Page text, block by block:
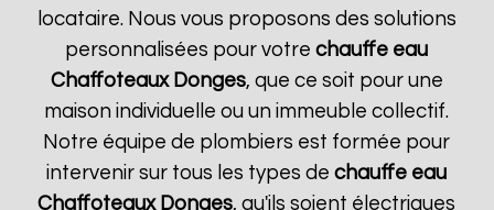
locataire. Nous vous proposons des solutions
personnalisées pour votrechauffe eau
Chaffoteaux Donges, que ce soit pour une
maison individuelle ou un immeuble collectif.
Notre équipe de plombiers est formée pour
intervenir sur tous les types dechauffe eau
Chaffoteaux Donges, qu'ils soient électriques